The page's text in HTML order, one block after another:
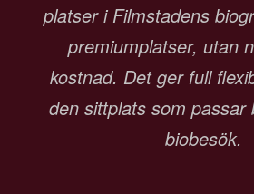
platser i Filmstadens
premiumplatser, utan
kostnad. Det ger full
den sittplats som passar
biobesök.